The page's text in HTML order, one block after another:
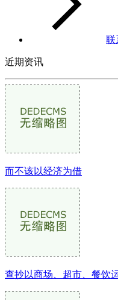
联
近期资讯
而不该以经济为借
查抄以商场、超市、餐饮